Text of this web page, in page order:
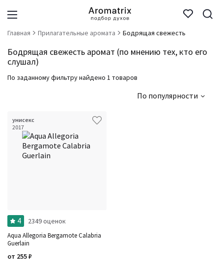
Главная Прилагательные аромата Бодрящая свежесть
Бодрящая свежесть аромат (по мнению тех, кто его
слушал)
По заданному фильтру найдено 1 товаров
По популярности
унисекс
2017
4 2349 оценок
Aqua Allegoria Bergamote Calabria
Guerlain
от 255₽